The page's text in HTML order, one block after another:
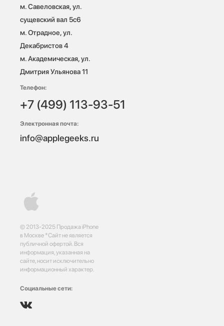
© 2013-2025 Продажа iPhone
в Москве *Сайт не является
публичной офертой. Вся
информация, указанная на
сайте, носит исключительно
информационный характер.
Социальные сети:
м. Савеловская, ул.
сущевский вал 5с6
м. Отрадное, ул.
Декабристов 4
м. Академическая, ул.
Дмитрия Ульянова 11
Телефон:
+7 (499) 113-93-51
Электронная почта:
info@applegeeks.ru